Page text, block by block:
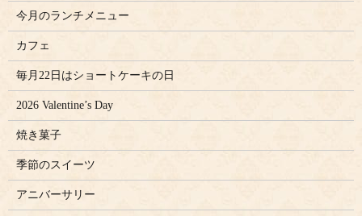
今月のランチメニュー
カフェ
毎月22日はショートケーキの日
2026 Valentine’s Day
焼き菓子
季節のスイーツ
アニバーサリー